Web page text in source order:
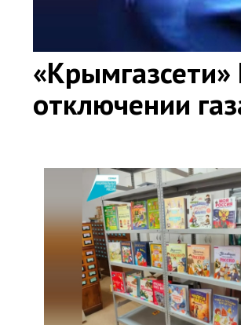
отключении